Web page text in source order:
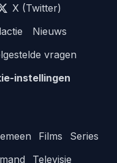
X (Twitter)
Nieuws
vragen
instellingen
Films
Series
Televisie